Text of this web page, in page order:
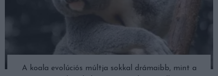
A koala evolúciós múltja sokkal drámaibb, mint a